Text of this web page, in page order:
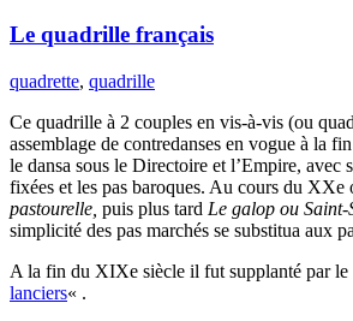
Le quadrille français
quadrette, quadrille
Ce quadrille à 2 couples en vis-à-vis (ou
assemblage de contredanses en vogue à la
le dansa sous le Directoire et l’Empire, avec
fixées et les pas baroques. Au cours du XXe
pastourelle, puis plus tard Le galop ou Saint-
simplicité des pas marchés se substitua aux
A la fin du XIXe siècle il fut supplanté par le
lanciers« .